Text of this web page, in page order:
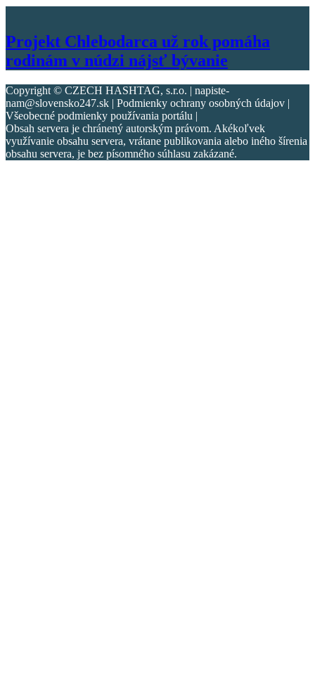
Projekt Chlebodarca už rok pomáha
rodinám v núdzi nájsť bývanie
Copyright © CZECH HASHTAG, s.r.o. | napiste-
nam@slovensko247.sk | Podmienky ochrany osobných údajov |
Všeobecné podmienky používania portálu |
Obsah servera je chránený autorským právom. Akékoľvek
využívanie obsahu servera, vrátane publikovania alebo iného šírenia
obsahu servera, je bez písomného súhlasu zakázané.